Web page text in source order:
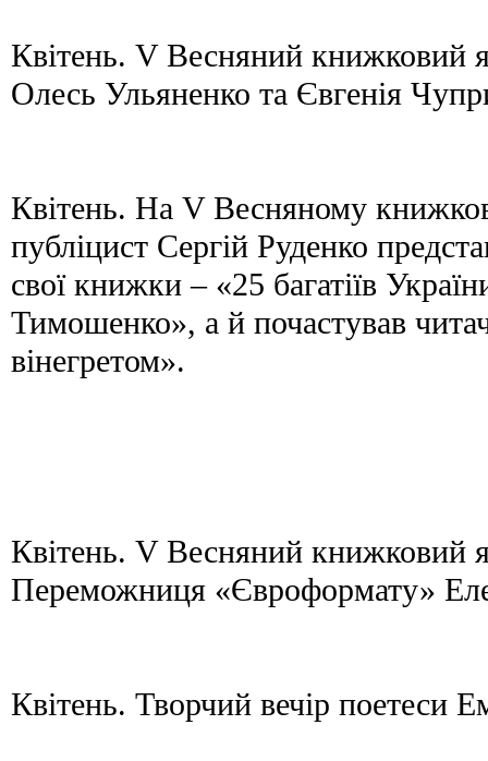
Квітень. V Весняний книжковий
Олесь Ульяненко та Євгенія
Квітень. На V Весняному
публіцист Сергій Руденко
свої книжки – «25 багатіїв
Тимошенко», а й почастував
вінегретом».
Квітень. V Весняний книжковий
Переможниця «Євроформату»
Квітень. Творчий вечір поетеси